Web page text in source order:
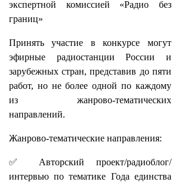
экспертной комиссией «Радио без
границ»
​​​​​​​Принять участие в конкурсе могут
эфирные радиостанции России и
зарубежных стран, представив до пяти
работ, но не более одной по каждому
из жанрово-тематических
направлений.
Жанрово-тематические направления:
✅ Авторский проект/радиоблог/
интервью по тематике Года единства